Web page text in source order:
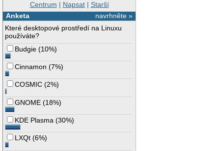
Centrum | Napsat| Starší
navrhněte »
Anketa
Které desktopové prostředí na Linuxu
používáte?
Budgie (10%)
Cinnamon (7%)
COSMIC (2%)
GNOME (18%)
KDE Plasma (30%)
LXQt (6%)